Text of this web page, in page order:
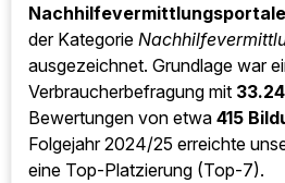
Nachhilfevermittlungsportale
der Kategorie
ausgezeichnet. Grundlage war
Verbraucherbefragung mit
Bewertungen von etwa 415
Folgejahr 2024/25 erreichte
eine Top-Platzierung (Top-7).